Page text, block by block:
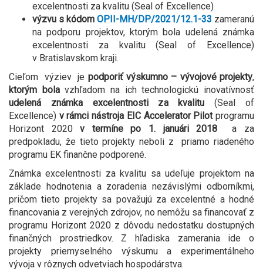
excelentnosti za kvalitu (Seal of Excellence)
výzvu s kódom OPII-MH/DP/2021/12.1-33 zameranú
na podporu projektov, ktorým bola udelená známka
excelentnosti za kvalitu (Seal of Excellence)
v Bratislavskom kraji.
Cieľom výziev je podporiť výskumno – vývojové projekty,
ktorým bolavzhľadom na ich technologickú inovatívnosť
udelená známka excelentnosti za kvalitu (Seal of
Excellence) v rámci nástroja EIC Accelerator Pilotprogramu
Horizont 2020v termíne po 1. januári 2018
a za
predpokladu, že tieto projekty neboli z priamo riadeného
programu EK finančne podporené.
Známka excelentnosti za kvalitu sa udeľuje projektom na
základe hodnotenia a zoradenia nezávislými odborníkmi,
pričom tieto projekty sa považujú za excelentné a hodné
financovania z verejných zdrojov, no nemôžu sa financovať z
programu Horizont 2020 z dôvodu nedostatku dostupných
finančných prostriedkov. Z hľadiska zamerania ide o
projekty priemyselného výskumu a experimentálneho
vývoja v rôznych odvetviach hospodárstva.